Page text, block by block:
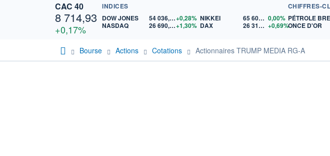
CAC 40
8 714,93
+0,17%
INDICES
DOW JONES
54 036,93+0,28%
NASDAQ
26 690,62+1,30%
NIKKEI 65 606,71 0,00%
DAX
26 319,45 +0,69%
CHIFFRES-
PÉTROLE
ONCE D'OR
Bourse Actions Cotations Actionnaires TRUMP MEDIA RG-A